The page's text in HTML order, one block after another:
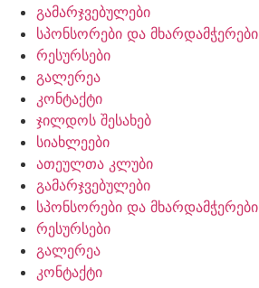
გამარჯვებულები
სპონსორები და მხარდამჭერები
რესურსები
გალერეა
კონტაქტი
ჯილდოს შესახებ
სიახლეები
ათეულთა კლუბი
გამარჯვებულები
სპონსორები და მხარდამჭერები
რესურსები
გალერეა
კონტაქტი